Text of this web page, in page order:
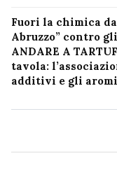
Fuori la chimica
Abruzzo” contro
ANDARE A
tavola:
additivi e gli